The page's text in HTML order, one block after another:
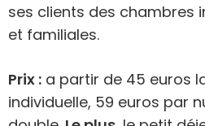
ses clients des chambres
et familiales.
Prix : a partir de 45 euros
individuelle, 59 euros par